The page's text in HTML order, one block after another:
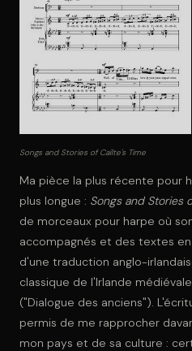
Songs and Stories of Caílte's Time
Ma pièce la plus récente pour
plus longue : Songs and Stories
de morceaux pour harpe où
accompagnés et des textes
d'une traduction anglo-
classique de l'Irlande
("Dialogue des anciens").
permis de me rapprocher
mon pays et de sa culture :